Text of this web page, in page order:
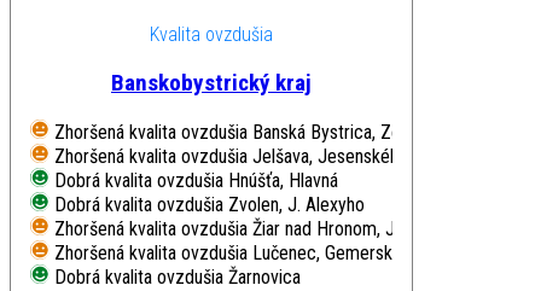
Kvalita ovzdušia
Banskobystrický kraj
Zhoršená kvalita ovzdušia Banská Bystrica, Zelená
Zhoršená kvalita ovzdušia Jelšava, Jesenského
Dobrá kvalita ovzdušia Hnúšťa, Hlavná
Dobrá kvalita ovzdušia Zvolen, J. Alexyho
Zhoršená kvalita ovzdušia Žiar nad Hronom, Jilemnického
Zhoršená kvalita ovzdušia Lučenec, Gemerská cesta
Dobrá kvalita ovzdušia Žarnovica